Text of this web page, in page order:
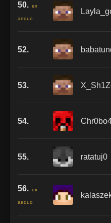
50. ex
aequo
52.
53.
54.
55. ratatuj0
56. ex
aequo